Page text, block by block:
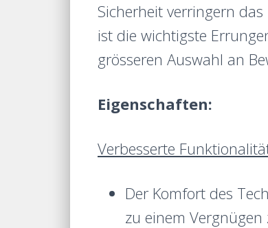
Sicherheit verringern
ist die wichtigste
grösseren Auswahl an
Eigenschaften:
Verbesserte
Der Komfort des
zu einem